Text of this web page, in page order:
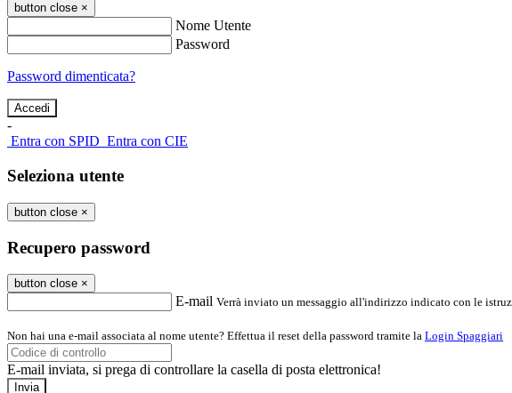
button close ×
Nome Utente
Password
Password dimenticata?
-
Entra con SPID Entra con CIE
Seleziona utente
button close ×
Recupero password
button close ×
E-mail Verrà inviato un messaggio all'indirizzo indicato con le
Non hai una e-mail associata al nome utente? Effettua il reset della password tramite la Login Spaggiari
E-mail inviata, si prega di controllare la casella di posta elettronica!